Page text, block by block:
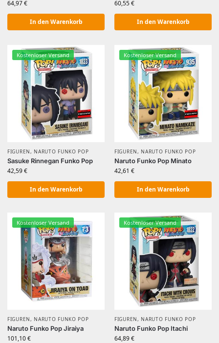
64,97€
In den Warenkorb
60,55€
In den Warenkorb
Kostenloser Versand
FIGUREN, NARUTO FUNKO POP
Sasuke Rinnegan Funko Pop
42,59€
In den Warenkorb
Kostenloser Versand
FIGUREN, NARUTO FUNKO POP
Naruto Funko Pop Minato
42,61 €
In den Warenkorb
Kostenloser Versand
FIGUREN, NARUTO FUNKO POP
Naruto Funko Pop Jiraiya
101,10€
Kostenloser Versand
FIGUREN, NARUTO FUNKO POP
Naruto Funko Pop Itachi
64,89€